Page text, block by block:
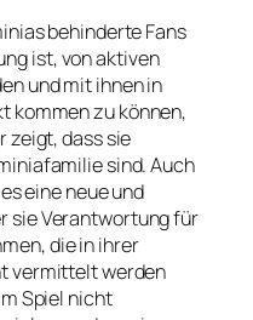
behinderte Fans
ist, von aktiven
und mit ihnen in
kommen zu können,
zeigt, dass sie
sind. Auch
eine neue und
sie Verantwortung für
die in ihrer
vermittelt werden
Spiel nicht